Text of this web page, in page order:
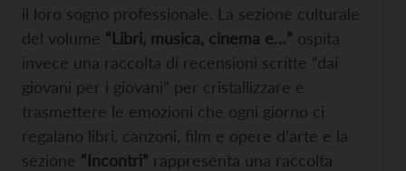
il loro sogno professionale. La sezione culturale
del volume “Libri, musica, cinema e…” ospita
invece una raccolta di recensioni scritte “dai
giovani per i giovani” per cristallizzare e
trasmettere le emozioni che ogni giorno ci
regalano libri, canzoni, film e opere d’arte e la
sezione “Incontri” rappresenta una raccolta